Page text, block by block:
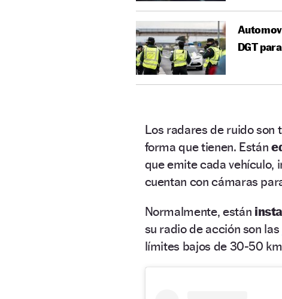
DGT
Los radares de ruido son
forma que tienen. Están
que emite cada vehículo,
cuentan con cámaras
Normalmente, están
su radio de acción son las
límites bajos de 30-50